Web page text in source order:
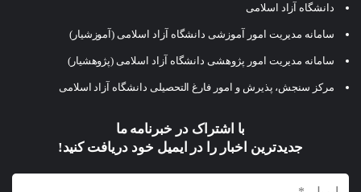
دانشگاه آزاد اسلامی
سامانه مدیریت امور آموزشی دانشگاه آزاد اسلامی (آموزشیار)
سامانه مدیریت امور پژوهشی دانشگاه آزاد اسلامی (پژوهشیار)
مرکز سنجش، پذیرش و امور فارغ التحصیلی دانشگاه آزاد اسلامی
با اشتراک در خبرنامه ما
جدیدترین اخبار را در ایمیل خود دریافت کنید!